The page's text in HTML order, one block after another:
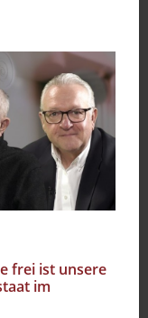
frei ist unsere
im